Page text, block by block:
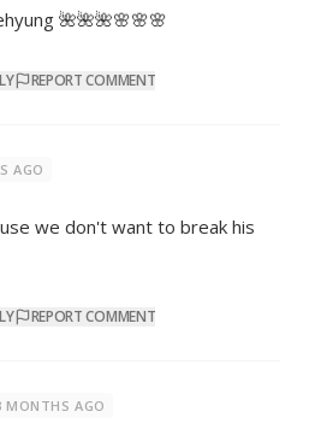
🌺🌺🌺🌸🌸🌸
REPORT COMMENT
AGO
we don't want to break his
REPORT COMMENT
MONTHS AGO